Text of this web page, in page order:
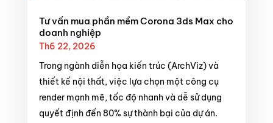
Tư vấn mua phần mềm Corona 3ds Max cho
doanh nghiệp
Th6 22, 2026
Trong ngành diễn họa kiến trúc (ArchViz) và
thiết kế nội thất, việc lựa chọn một công cụ
render mạnh mẽ, tốc độ nhanh và dễ sử dụng
quyết định đến 80% sự thành bại của dự án.